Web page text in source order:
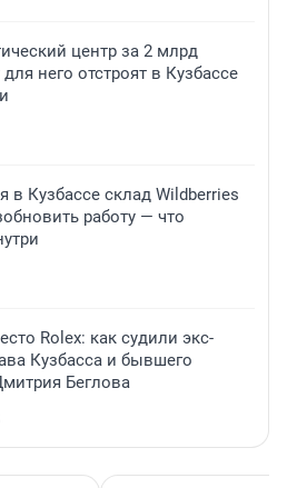
центр за 2 млрд
него отстроят в Кузбассе
в Кузбассе склад Wildberries
работу — что
Rolex: как судили экс-
Кузбасса и бывшего
Беглова